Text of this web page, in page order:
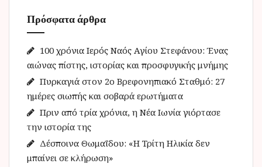
σ
η
γ
ι
α
:
Πρόσφατα άρθρα
100 χρόνια Ιερός Ναός Αγίου Στεφάνου: Ένας
αιώνας πίστης, ιστορίας και προσφυγικής μνήμης
Πυρκαγιά στον 2ο Βρεφονηπιακό Σταθμό: 27
ημέρες σιωπής και σοβαρά ερωτήματα
Πριν από τρία χρόνια, η Νέα Ιωνία γιόρτασε
την ιστορία της
Δέσποινα Θωμαΐδου: «Η Τρίτη Ηλικία δεν
μπαίνει σε κλήρωση»